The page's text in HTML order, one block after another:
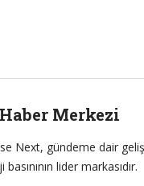
Merkezi
Next, gündeme dair
lider markasıdır.